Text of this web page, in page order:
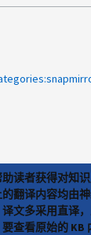
读者获得对知
翻译内容均由
文多采用直译
查看原始的 KB